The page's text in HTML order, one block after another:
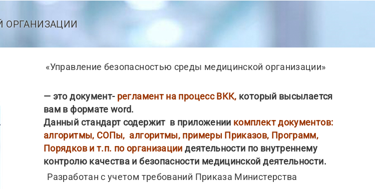
ОРГАНИЗАЦИИ
«Управление безопасностью среды медицинской организации»
— это документ- регламент на процесс ВКК, который высылается
вам в формате word.
Данный стандарт содержит в приложении комплект документов:
алгоритмы, СОПы, алгоритмы, примеры Приказов, Программ,
Порядков и т.п. по организации деятельности по внутреннему
контролю качества и безопасности медицинской деятельности.
Разработан с учетом требований Приказа Министерства